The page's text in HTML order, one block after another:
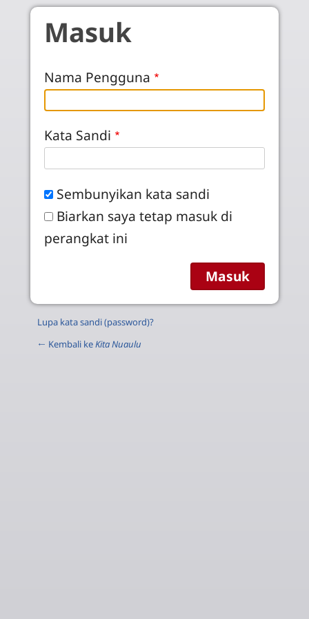
Skip to main content
Masuk
Nama Pengguna
Kata Sandi
Sembunyikan kata sandi
Biarkan saya tetap masuk di
perangkat ini
Lupa kata sandi (password)?
← Kembali keKita Nuaulu